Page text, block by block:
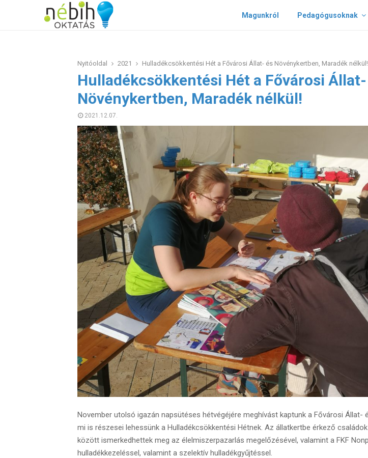
Magunkról Pedagógusoknak
Nyitóoldal 2021 Hulladékcsökkentési Hét a Fővárosi Állat- és Növénykertben, Maradék nélkül!
Hulladékcsökkentési Hét a Fővárosi
Növénykertben, Maradék nélkül!
2021.12.07.
November utolsó igazán napsütéses hétvégéjére meghívást kaptunk a Fővárosi Állat-
mi is részesei lehessünk a Hulladékcsökkentési Hétnek. Az állatkertbe érkező
között ismerkedhettek meg az élelmiszerpazarlás megelőzésével, valamint a FKF
hulladékkezeléssel, valamint a szelektív hulladékgyűjtéssel.